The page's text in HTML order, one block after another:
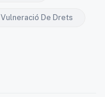
Vulneració De Drets